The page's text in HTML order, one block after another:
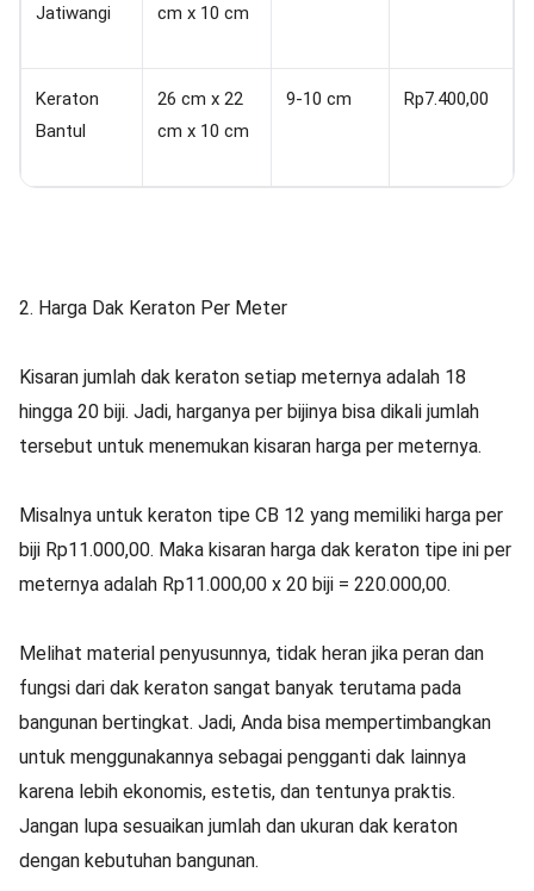
Jatiwangi cm x 10 cm
Keraton
Bantul
26 cm x 22
cm x 10 cm
9-10 cm Rp7.400,00
2. Harga Dak Keraton Per Meter
Kisaran jumlah dak keraton setiap meternya adalah 18
hingga 20 biji. Jadi, harganya per bijinya bisa dikali jumlah
tersebut untuk menemukan kisaran harga per meternya.
Misalnya untuk keraton tipe CB 12 yang memiliki harga per
biji Rp11.000,00. Maka kisaran harga dak keraton tipe ini per
meternya adalah Rp11.000,00 x 20 biji = 220.000,00.
Melihat material penyusunnya, tidak heran jika peran dan
fungsi dari dak keraton sangat banyak terutama pada
bangunan bertingkat. Jadi, Anda bisa mempertimbangkan
untuk menggunakannya sebagai pengganti dak lainnya
karena lebih ekonomis, estetis, dan tentunya praktis.
Jangan lupa sesuaikan jumlah dan ukuran dak keraton
dengan kebutuhan bangunan.